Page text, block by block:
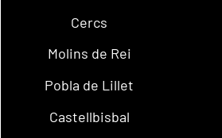
Cercs
Molins de Rei
Pobla de Lillet
Castellbisbal